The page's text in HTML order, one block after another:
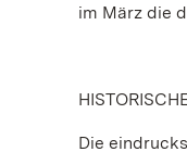
im März die
Die